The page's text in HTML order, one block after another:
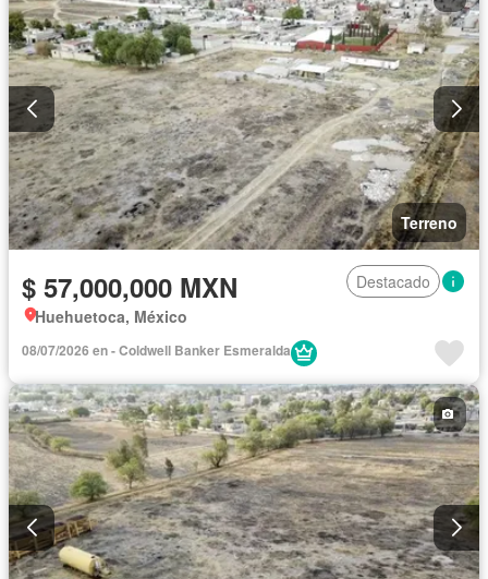
Terreno
$ 57,000,000 MXN
Destacado
Huehuetoca, México
08/07/2026 en - Coldwell Banker Esmeralda